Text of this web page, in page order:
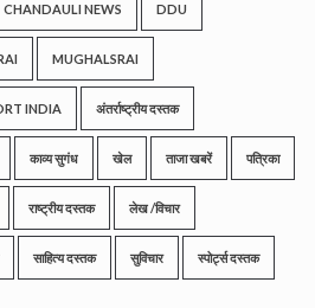
CHANDAULI NEWS DDU
MUGHALSRAI
INDIA अंतर्राष्ट्रीय दस्तक
काव्य सुगंध खेल ताजा खबरें पत्रिका
राष्ट्रीय दस्तक लेख /विचार
साहित्य दस्तक सुविचार स्पोर्ट्स दस्तक